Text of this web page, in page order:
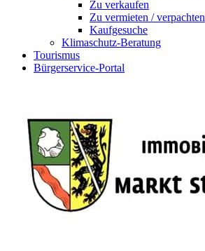
Zu verkaufen
Zu vermieten / verpachten
Kaufgesuche
Klimaschutz-Beratung
Tourismus
Bürgerservice-Portal